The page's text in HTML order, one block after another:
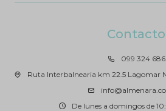
Contacto
099 324 686
Ruta Interbalnearia km 22.5 Lagomar
De lunes a domingos de